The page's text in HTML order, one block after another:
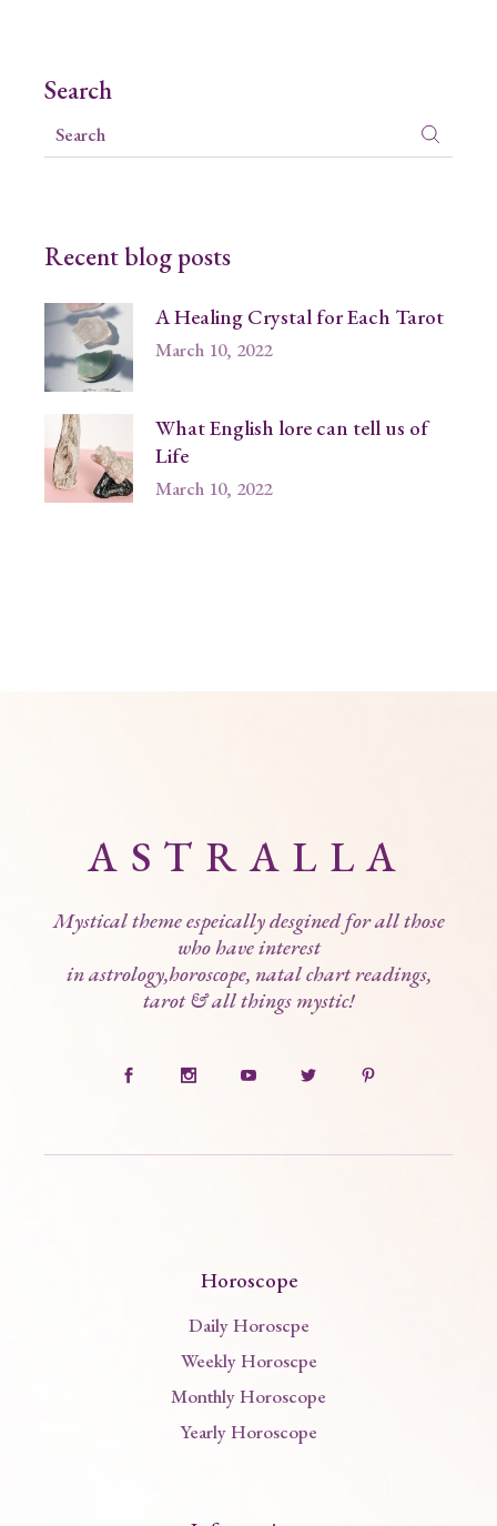
Search
Recent blog posts
A Healing Crystal for Each Tarot
March 10, 2022
What English lore can tell us of
Life
March 10, 2022
ASTRALLA
Mystical theme espeically desgined for all those
who have interest
in astrology,horoscope, natal chart readings,
tarot & all things mystic!
Horoscope
Daily Horoscpe
Weekly Horoscpe
Monthly Horoscope
Yearly Horoscope